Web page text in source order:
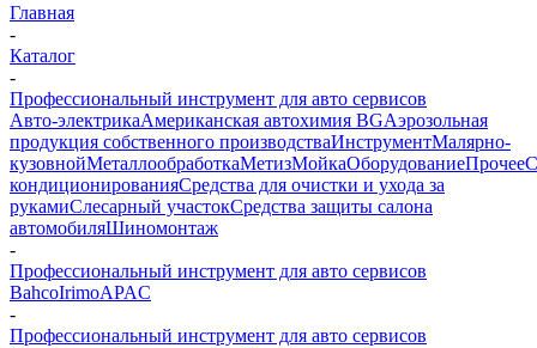
Главная
-
Каталог
-
Профессиональный инструмент для авто сервисов
Авто-электрикаАмериканская автохимия BGАэрозольная
продукция собственного производстваИнструментМалярно-
кузовнойМеталлообработкаМетизМойкаОборудованиеПрочее
кондиционированияСредства для очистки и ухода за
рукамиСлесарный участокСредства защиты салона
автомобиляШиномонтаж
-
Профессиональный инструмент для авто сервисов
BahcoIrimoAPAC
-
Профессиональный инструмент для авто сервисов